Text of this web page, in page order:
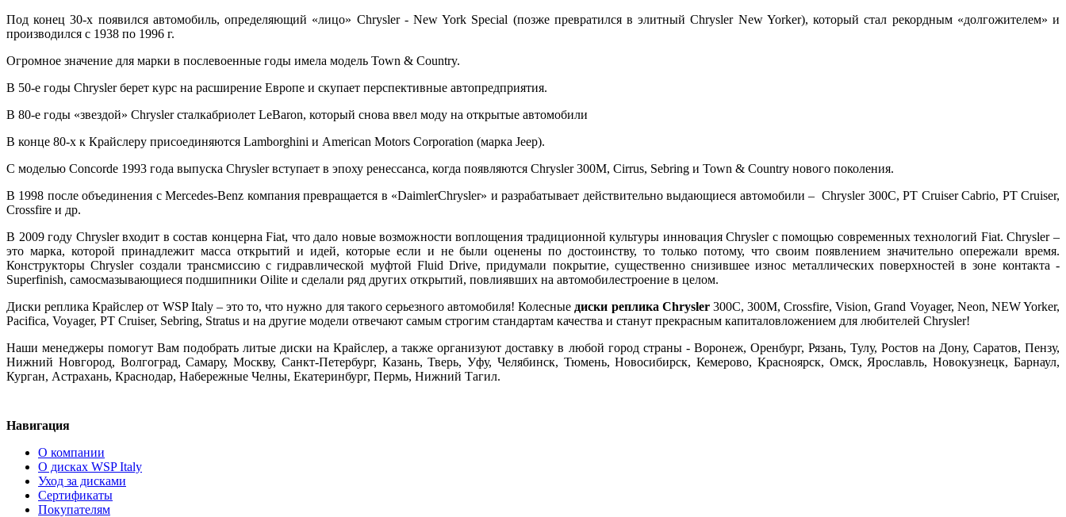
Под конец 30-х появился автомобиль, определяющий «лицо» Chrysler - New York Special (позже превратился в элитный Chrysler New Yorker), который стал рекордным «долгожителем» и
производился с 1938 по 1996 г.
Огромное значение для марки в послевоенные годы имела модель Town & Country.
В 50-е годы Chrysler берет курс на расширение Европе и скупает перспективные автопредприятия.
В 80-е годы «звездой» Chrysler сталкабриолет LeBaron, который снова ввел моду на открытые автомобили
В конце 80-х к Крайслеру присоединяются Lamborghini и American Motors Corporation (марка Jeep).
С моделью Concorde 1993 года выпуска Chrysler вступает в эпоху ренессанса, когда появляются Chrysler 300M, Cirrus, Sebring и Town & Country нового поколения.
В 1998 после объединения с Mercedes-Benz компания превращается в «DaimlerChrysler» и разрабатывает действительно выдающиеся автомобили – Chrysler 300C, PT Cruiser Cabrio, PT Cruiser,
Crossfire и др.
В 2009 году Chrysler входит в состав концерна Fiat, что дало новые возможности воплощения традиционной культуры инновация Chrysler с помощью современных технологий Fiat.Chrysler –
это марка, которой принадлежит масса открытий и идей, которые если и не были оценены по достоинству, то только потому, что своим появлением значительно опережали время.
Конструкторы Chrysler создали трансмиссию с гидравлической муфтой Fluid Drive, придумали покрытие, существенно снизившее износ металлических поверхностей в зоне контакта -
Superfinish, самосмазывающиеся подшипники Oilite и сделали ряд других открытий, повлиявших на автомобилестроение в целом.
Диски реплика Крайслер от WSP Italy – это то, что нужно для такого серьезного автомобиля! Колесные диски реплика Chrysler300C, 300M, Crossfire, Vision, Grand Voyager, Neon, NEW Yorker,
Pacifica, Voyager, PT Cruiser, Sebring, Stratus и на другие модели отвечают самым строгим стандартам качества и станут прекрасным капиталовложением для любителей Chrysler!
Наши менеджеры помогут Вам подобрать литые диски на Крайслер, а также организуют доставку в любой город страны - Воронеж, Оренбург, Рязань, Тулу, Ростов на Дону, Саратов, Пензу,
Нижний Новгород, Волгоград, Самару, Москву, Санкт-Петербург, Казань, Тверь, Уфу, Челябинск, Тюмень, Новосибирск, Кемерово, Красноярск, Омск, Ярославль, Новокузнецк, Барнаул,
Курган, Астрахань, Краснодар, Набережные Челны, Екатеринбург, Пермь, Нижний Тагил.
Навигация
О компании
О дисках WSP Italy
Уход за дисками
Сертификаты
Покупателям